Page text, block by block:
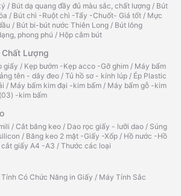
/ Bút dạ quang đầy đủ màu sắc, chất lượng / Bút
/ Bút chì -Ruột chì -Tẩy -Chuốt- Giá tốt / Mực
/ Bút bi-bút nước Thiên Long / Bút lông
phong phú / Hộp cắm bút
Chất Lượng
giấy / Kẹp bướm -Kẹp acco -Gỡ ghim / Máy bấm
tên - dây đeo / Tủ hồ sơ - kính lúp / Ép Plastic
/ Máy bấm kim đại -kim bấm / Máy bấm gỗ -kim
-kim bấm
/ Cắt băng keo / Dao rọc giấy - lưỡi dao / Súng
/ Băng keo 2 mặt -Giấy -Xốp / Hồ nước -Hồ
cắt giấy A4 -A3 / Thước các loại
Có Chức Năng in Giấy / Máy Tính Sắc